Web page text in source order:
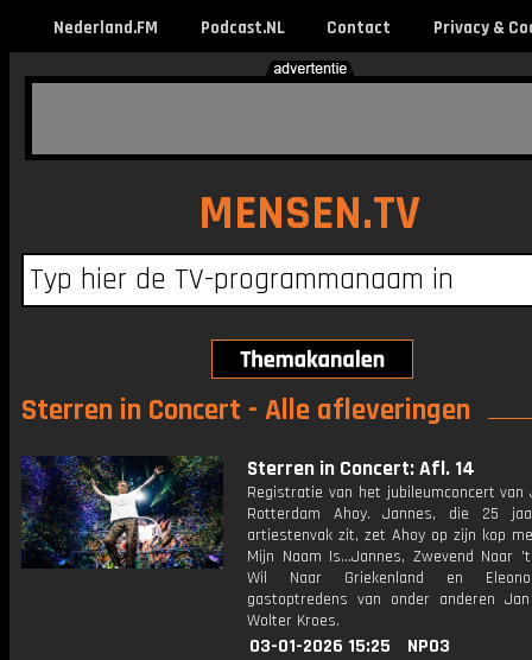
Nederland.FM Podcast.NL Contact Privacy &
MENSEN.TV
Sterren in Concert - Alle afleveringen
Sterren in Concert: Afl. 14
Registratie van het jubileumconcert van
Rotterdam Ahoy. Jannes, die 25
artiestenvak zit, zet Ahoy op zijn kop
Mijn Naam Is...Jannes, Zwevend Naar
Wil Naar Griekenland en
gastoptredens van onder anderen
Wolter Kroes.
03-01-2026 15:25
NPO3